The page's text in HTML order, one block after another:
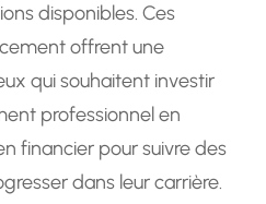
disponibles. Ces
offrent une
qui souhaitent investir
professionnel en
financier pour suivre des
dans leur carrière.